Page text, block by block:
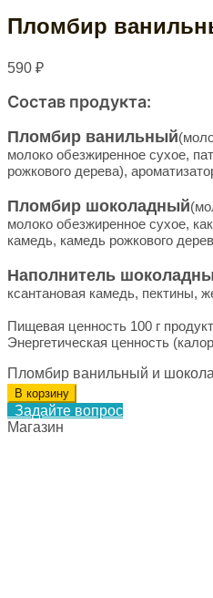
Пломбир
590 ₽
Состав продукта:
Пломбир ванильный
молоко обезжиренное сухое,
рожкового дерева),
Пломбир шоколадный
молоко обезжиренное сухое,
камедь, камедь рожкового
Наполнитель
ксантановая камедь, пектины,
Пищевая ценность 100 г
Энергетическая ценность
Пломбир ванильный и
В корзину
Задайте вопрос
Магазин